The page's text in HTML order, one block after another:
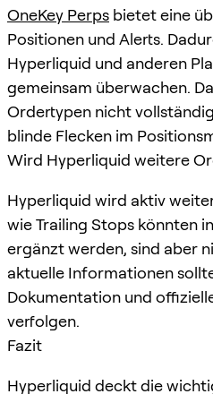
OneKey Perps bietet eine
Positionen und Alerts.
Hyperliquid und anderen
gemeinsam überwachen.
Ordertypen nicht
blinde Flecken im
Wird Hyperliquid weitere
Hyperliquid wird aktiv
wie Trailing Stops könnten
ergänzt werden, sind aber
aktuelle Informationen
Dokumentation und
verfolgen.
Fazit
Hyperliquid deckt die